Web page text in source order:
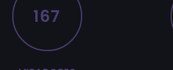
167